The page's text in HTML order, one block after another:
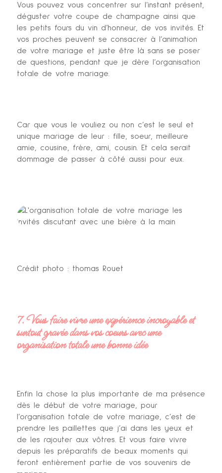
Vous pouvez vous concentrer sur l’instant présent,
déguster votre coupe de champagne ainsi que
les petits fours du vin d’honneur, de vos invités. Et
vos proches peuvent se consacrer à l’animation
de votre mariage et juste être là sans se poser
de questions, pendant que je dère l’organisation
totale de votre mariage.
Car que vous le vouliez ou non c’est le seul et
unique mariage de leur : fille, soeur, meilleure
amie, cousine, frère, ami, cousin. Et cela serait
dommage de passer à côté aussi pour eux.
Crédit photo : thomas Rouet
7. Vous faire vivre une expérience incroyable et
surtout gravée dans vos coeurs avec une
organisation totale une bonne idée
Enfin la chose la plus importante de ma présence
dès le début de votre mariage, pour
l’organisation totale de votre mariage, c’est de
prendre les paillettes que j’ai dans les yeux et
de les rajouter aux vôtres. Et vous faire vivre
depuis les préparatifs de beaux moments qui
feront entièrement partie de vos souvenirs de